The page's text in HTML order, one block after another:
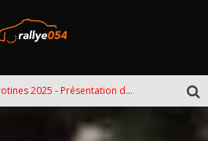
Chevrotines 2025 - Présentation de l'épreuve